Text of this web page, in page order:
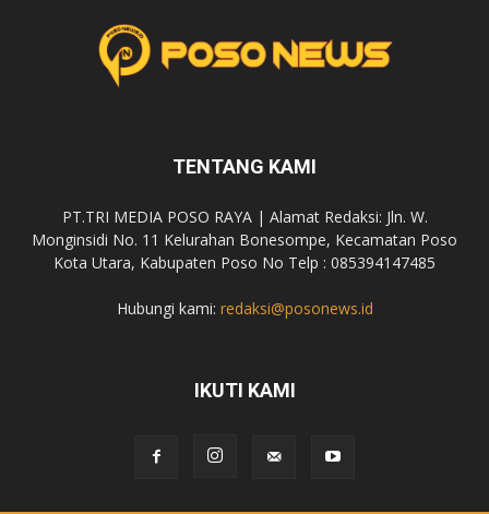
TENTANG KAMI
PT.TRI MEDIA POSO RAYA | Alamat Redaksi: Jln. W.
Monginsidi No. 11 Kelurahan Bonesompe, Kecamatan Poso
Kota Utara, Kabupaten Poso No Telp : 085394147485
Hubungi kami: redaksi@posonews.id
IKUTI KAMI